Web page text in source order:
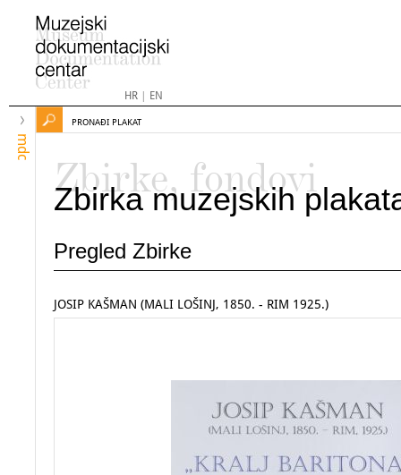
HR| EN
mdc
PRONAĐI PLAKAT
Zbirke, fondovi
Zbirka muzejskih
Pregled Zbirke
JOSIP KAŠMAN (MALI LOŠINJ, 1850. - RIM 1925.)